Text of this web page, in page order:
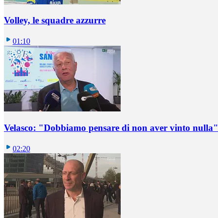
Volley, le squadre azzurre
01:10
Velasco: "Dobbiamo pensare di non aver vinto nulla"
02:20